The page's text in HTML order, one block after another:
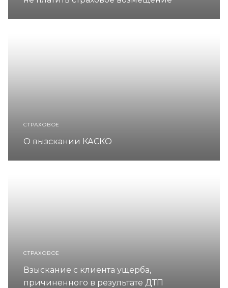
СТРАХОВОЕ
О вызскании КАСКО
СТРАХОВОЕ
Взыскание с клиента ущерба,
причиненного в результате ДТП